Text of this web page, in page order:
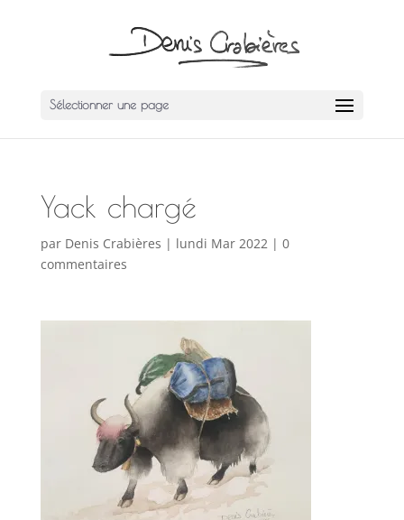
Sélectionner une page
Yack chargé
par Denis Crabières | lundi Mar 2022| 0
commentaires